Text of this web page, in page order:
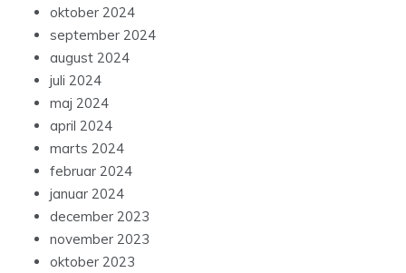
oktober 2024
september 2024
august 2024
juli 2024
maj 2024
april 2024
marts 2024
februar 2024
januar 2024
december 2023
november 2023
oktober 2023